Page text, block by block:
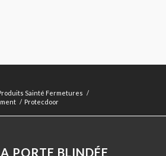
Sainté Fermetures /
/ Protecdoor
PORTE BLINDÉE